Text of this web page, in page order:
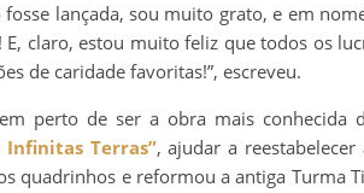
lançada, sou muito grato, e em
E, claro, estou muito feliz que todos os
de caridade favoritas!”, escreveu.
perto de ser a obra mais conhecida
Infinitas Terras”, ajudar a
quadrinhos e reformou a antiga Turma